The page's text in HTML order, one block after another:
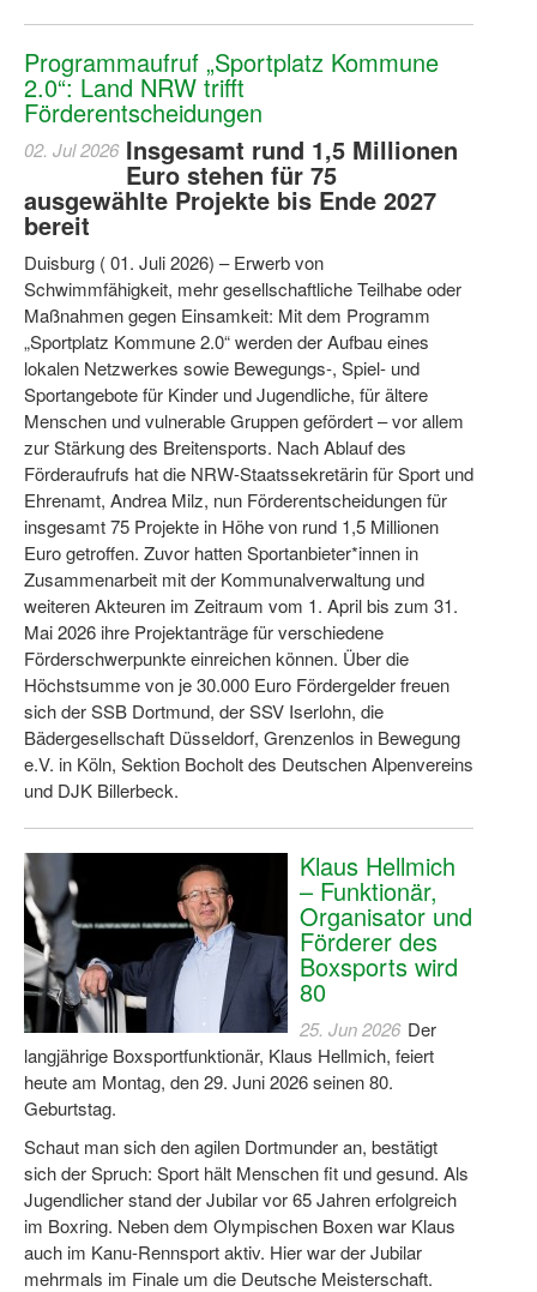
Bewegungszwerge
Bewegungskindergarten
Mini-Sportabzeichen
Sportgutschein 4.0
Sport im Ganztag
Sport vor Ort
Integration durch Sport
NRW bewegt seine KINDER!
Bewegt zu Hause
Bewegt ÄLTER werden in NRW!
Bewegt GESUND bleiben in NRW!
Aktionen zu "Bewegt Älter werden" / "Bewegt gesund
Bewegungsmodel
SSB-Sport
Gymnastik und Entspannung für Frauen
Koronarsport
Wassergymnastik / Aqua-Step
Reha-Sportangebote in NRW suchen
Sportjugend
Wir über uns "Leitbild"
Vorstand Sportjugend
Vereinsentwicklung – Zeig dein Profil
Ferienfreizeiten
Sporthelferforum
Programmaufruf „Sportplatz Kommune
2.0“: Land NRW trifft
Förderentscheidungen
02. Jul 2026 Insgesamt rund 1,5 Millionen
Euro stehen für 75
ausgewählte Projekte bis Ende 2027
bereit
Duisburg ( 01. Juli 2026) – Erwerb von
Schwimmfähigkeit, mehr gesellschaftliche Teilhabe oder
Maßnahmen gegen Einsamkeit: Mit dem Programm
„Sportplatz Kommune 2.0“ werden der Aufbau eines
lokalen Netzwerkes sowie Bewegungs-, Spiel- und
Sportangebote für Kinder und Jugendliche, für ältere
Menschen und vulnerable Gruppen gefördert – vor allem
zur Stärkung des Breitensports. Nach Ablauf des
Förderaufrufs hat die NRW-Staatssekretärin für Sport und
Ehrenamt, Andrea Milz, nun Förderentscheidungen für
insgesamt 75 Projekte in Höhe von rund 1,5 Millionen
Euro getroffen. Zuvor hatten Sportanbieter*innen in
Zusammenarbeit mit der Kommunalverwaltung und
weiteren Akteuren im Zeitraum vom 1. April bis zum 31.
Mai 2026 ihre Projektanträge für verschiedene
Förderschwerpunkte einreichen können. Über die
Höchstsumme von je 30.000 Euro Fördergelder freuen
sich der SSB Dortmund, der SSV Iserlohn, die
Bädergesellschaft Düsseldorf, Grenzenlos in Bewegung
e.V. in Köln, Sektion Bocholt des Deutschen Alpenvereins
und DJK Billerbeck.
Klaus Hellmich
– Funktionär,
Organisator und
Förderer des
Boxsports wird
80
25. Jun 2026 Der
langjährige Boxsportfunktionär, Klaus Hellmich, feiert
heute am Montag, den 29. Juni 2026 seinen 80.
Geburtstag.
Schaut man sich den agilen Dortmunder an, bestätigt
sich der Spruch: Sport hält Menschen fit und gesund. Als
Jugendlicher stand der Jubilar vor 65 Jahren erfolgreich
im Boxring. Neben dem Olympischen Boxen war Klaus
auch im Kanu-Rennsport aktiv. Hier war der Jubilar
mehrmals im Finale um die Deutsche Meisterschaft.